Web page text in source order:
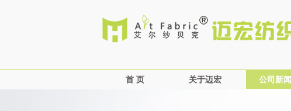
首 页 关于迈宏 公司新闻